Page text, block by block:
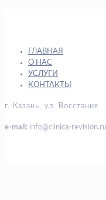
ГЛАВНАЯ
О НАС
УСЛУГИ
КОНТАКТЫ
г. Казань, ул. Восстания
e-mail: info@clinica-revision.ru